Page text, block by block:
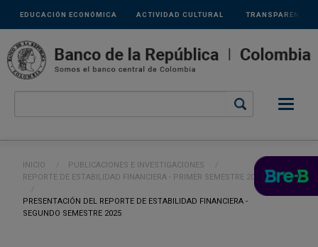
Pasar al contenido principal
Links
secundarios
ACTIVIDAD CULTURAL
EDUCACIÓN ECONÓMICA TRANSPARENCIA
Ruta de navegación
INICIO
PUBLICACIONES E INVESTIGACIONES
REPORTE DE ESTABILIDAD FINANCIERA - PRIMER SEMESTRE 2026
CURRENT:
PRESENTACIÓN DEL REPORTE DE ESTABILIDAD FINANCIERA -
SEGUNDO SEMESTRE 2025